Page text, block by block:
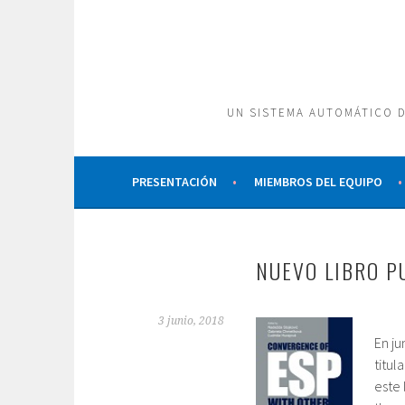
UN SISTEMA AUTOMÁTICO
PRESENTACIÓN MIEMBROS DEL EQUIPO
NUEVO LIBRO
3 junio, 2018
En
este